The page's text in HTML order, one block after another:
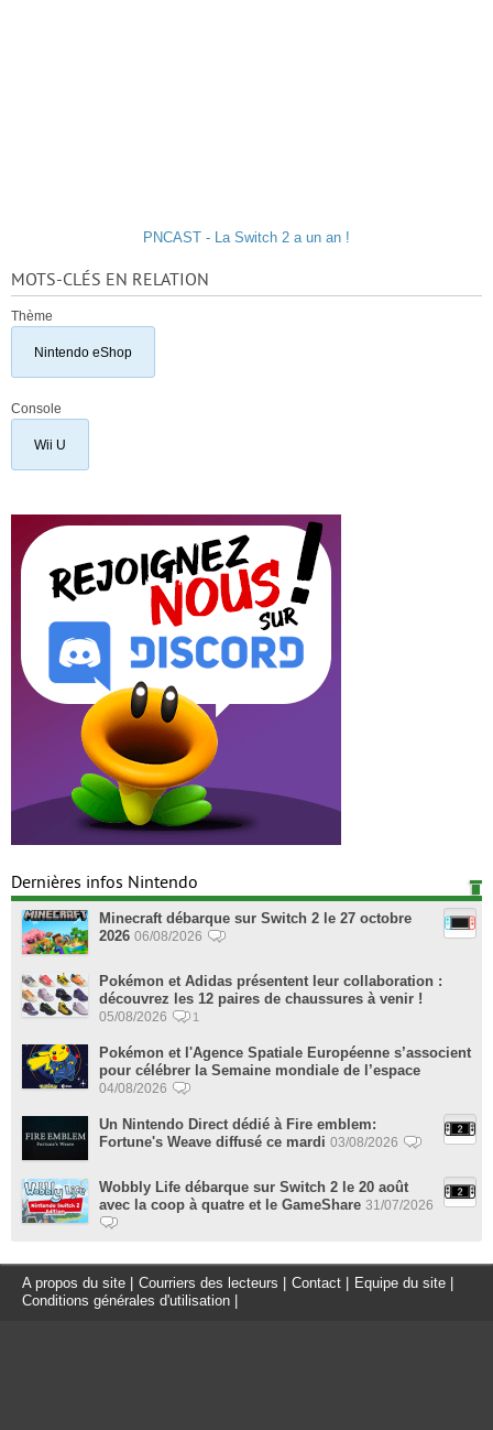
PNCAST - La Switch 2 a un an !
MOTS-CLÉS EN RELATION
Thème
Nintendo eShop
Console
Wii U
Dernières infos Nintendo
Minecraft débarque sur Switch 2 le 27 octobre
2026 06/08/2026
Pokémon et Adidas présentent leur collaboration :
découvrez les 12 paires de chaussures à venir !
05/08/2026 1
Pokémon et l'Agence Spatiale Européenne s’associent
pour célébrer la Semaine mondiale de l’espace
04/08/2026
Un Nintendo Direct dédié à Fire emblem:
Fortune's Weave diffusé ce mardi 03/08/2026
Wobbly Life débarque sur Switch 2 le 20 août
avec la coop à quatre et le GameShare 31/07/2026
A propos du site | Courriers des lecteurs | Contact | Equipe du site |
Conditions générales d'utilisation |